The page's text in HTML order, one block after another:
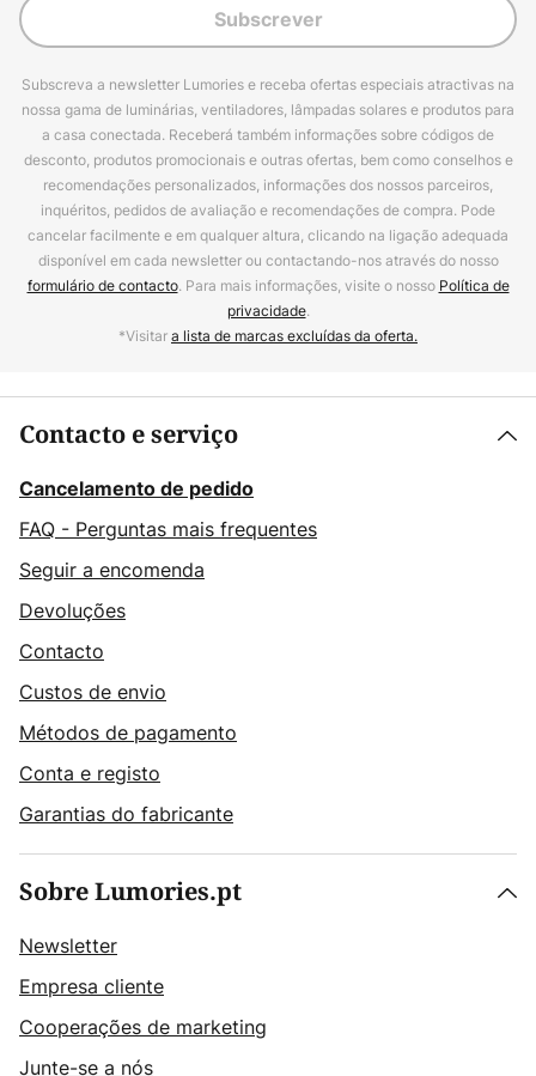
Subscrever
Subscreva a newsletter Lumories e receba ofertas especiais atractivas na
nossa gama de luminárias, ventiladores, lâmpadas solares e produtos para
a casa conectada. Receberá também informações sobre códigos de
desconto, produtos promocionais e outras ofertas, bem como conselhos e
recomendações personalizados, informações dos nossos parceiros,
inquéritos, pedidos de avaliação e recomendações de compra. Pode
cancelar facilmente e em qualquer altura, clicando na ligação adequada
disponível em cada newsletter ou contactando-nos através do nosso
formulário de contacto. Para mais informações, visite o nosso Política de
privacidade.
*Visitara lista de marcas excluídas da oferta.
Contacto e serviço
Cancelamento de pedido
FAQ - Perguntas mais frequentes
Seguir a encomenda
Devoluções
Contacto
Custos de envio
Métodos de pagamento
Conta e registo
Garantias do fabricante
Sobre Lumories.pt
Newsletter
Empresa cliente
Cooperações de marketing
Junte-se a nós